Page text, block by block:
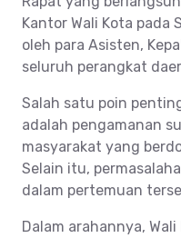
Kantor Wali Kota pada
oleh para Asisten,
seluruh perangkat
Salah satu poin
adalah pengamanan
masyarakat yang
Selain itu,
dalam pertemuan
Dalam arahannya,